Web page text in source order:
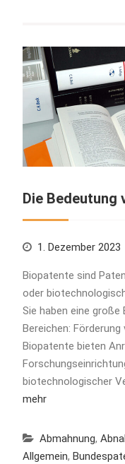
Die Bedeutung
1. Dezember 2023
Biopatente sind
oder
Sie haben eine große
Bereichen:
Biopatente bieten
biotechnologischer
mehr
Abmahnung,
Allgemein,